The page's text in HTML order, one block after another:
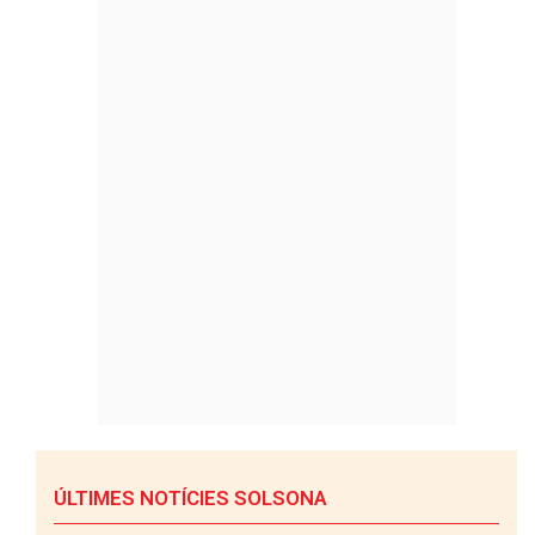
ÚLTIMES NOTÍCIES SOLSONA